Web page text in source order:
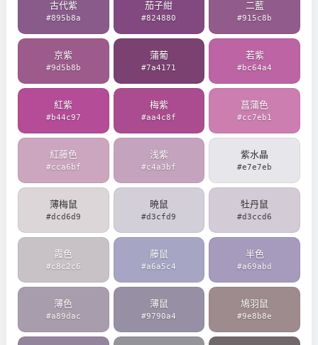
古代紫
#895b8a
茄子紺
#824880
二藍
#915c8b
京紫
#9d5b8b
蒲葡
#7a4171
若紫
#bc64a4
紅紫
#b44c97
梅紫
#aa4c8f
菖蒲色
#cc7eb1
紅藤色
#cca6bf
浅紫
#c4a3bf
紫水晶
#e7e7eb
薄梅鼠
#dcd6d9
暁鼠
#d3cfd9
牡丹鼠
#d3ccd6
霞色
#c8c2c6
藤鼠
#a6a5c4
半色
#a69abd
薄色
#a89dac
薄鼠
#9790a4
鳩羽鼠
#9e8b8e